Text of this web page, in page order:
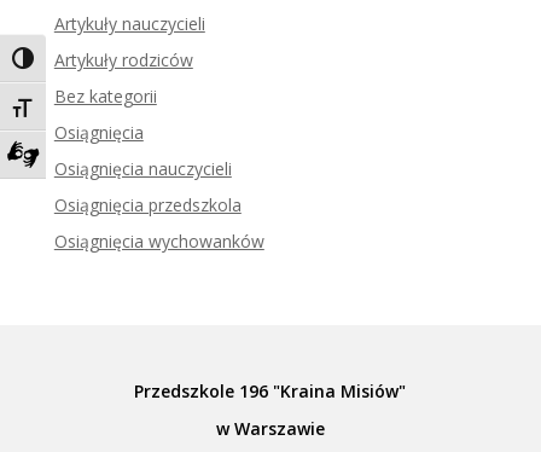
Toggle High Contrast
Toggle Font size
Zadzwoń do tłumacza języka migowego
Artykuły nauczycieli
Artykuły rodziców
Bez kategorii
Osiągnięcia
Osiągnięcia nauczycieli
Osiągnięcia przedszkola
Osiągnięcia wychowanków
Przedszkole 196 "Kraina Misiów"
w Warszawie